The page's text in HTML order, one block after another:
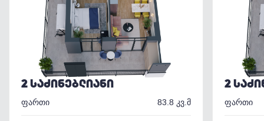
2 ᲡᲐᲫᲘᲜᲔᲑᲚᲘᲐᲜᲘ
ფართი 83.8 კვ.მ
2
ფართი